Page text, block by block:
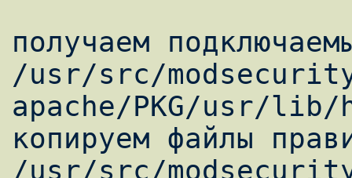
получаем
/usr/src/
apache/PKG/usr/lib/
копируем файлы
/usr/src/